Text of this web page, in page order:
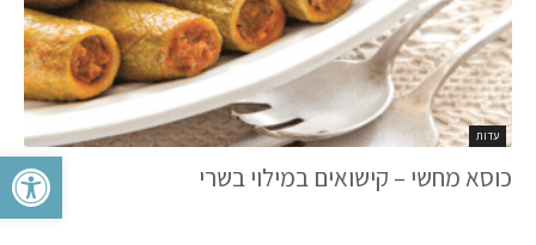
פתח
עדות
כוסא מחשי – קישואים במילוי בשרי